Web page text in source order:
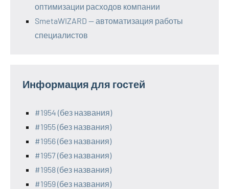
оптимизации расходов компании
SmetaWIZARD — автоматизация работы
специалистов
Информация для гостей
#1954 (без названия)
#1955 (без названия)
#1956 (без названия)
#1957 (без названия)
#1958 (без названия)
#1959 (без названия)